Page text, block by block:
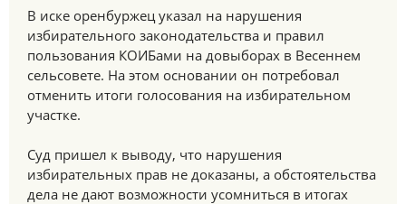
В иске оренбуржец указал на нарушения
избирательного законодательства и правил
пользования КОИБами на довыборах в Весеннем
сельсовете. На этом основании он потребовал
отменить итоги голосования на избирательном
участке.
Суд пришел к выводу, что нарушения
избирательных прав не доказаны, а обстоятельства
дела не дают возможности усомниться в итогах